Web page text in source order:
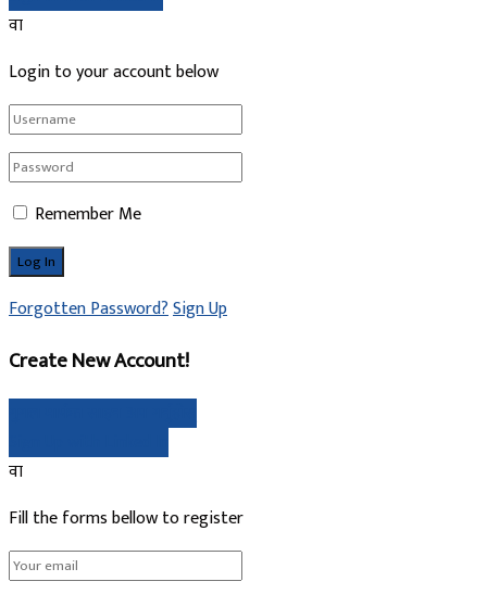
वा
Login to your account below
Remember Me
Forgotten Password?Sign Up
Create New Account!
वा
Fill the forms bellow to register